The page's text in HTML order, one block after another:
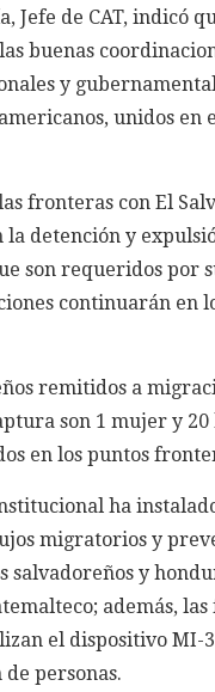
Jefe de CAT, indicó
buenas
y
unidos en
fronteras con El
la detención y
son requeridos por
continuarán en
remitidos a
son 1 mujer y 20
en los puntos
ha
migratorios y
salvadoreños y
además, las
el dispositivo MI-
personas.